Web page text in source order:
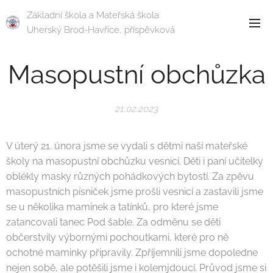
Základní škola a Mateřská škola
Uherský Brod-Havřice, příspěvková
Masopustní obchůzka
21.02.2023
V úterý 21. února jsme se vydali s dětmi naší mateřské
školy na masopustní obchůzku vesnicí. Děti i paní učitelky
oblékly masky různých pohádkových bytostí. Za zpěvu
masopustních písniček jsme prošli vesnicí a zastavili jsme
se u několika maminek a tatínků, pro které jsme
zatancovali tanec Pod šable. Za odměnu se děti
občerstvily výbornými pochoutkami, které pro ně
ochotné maminky připravily. Zpříjemnili jsme dopoledne
nejen sobě, ale potěšili jsme i kolemjdoucí. Průvod jsme si